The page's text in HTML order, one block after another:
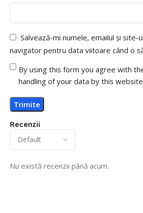
Recenzii
Nu există recenzii până acum.
Salvează-mi numele, emailul și site-
navigator pentru data viitoare când o
By using this form you agree with
handling of your data by this